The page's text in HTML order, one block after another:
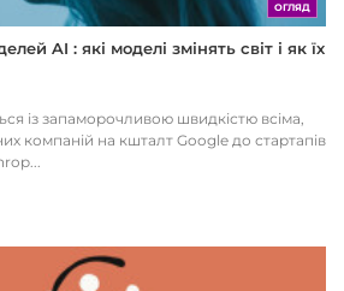
ОГЛЯД
AI : які моделі змінять світ і як їх
із запаморочливою швидкістю всіма,
компаній на кшталт Google до стартапів